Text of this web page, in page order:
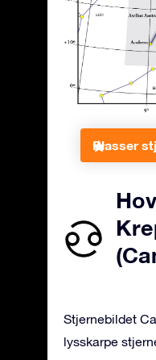
Plasser
Stjernebildet
lysskarpe